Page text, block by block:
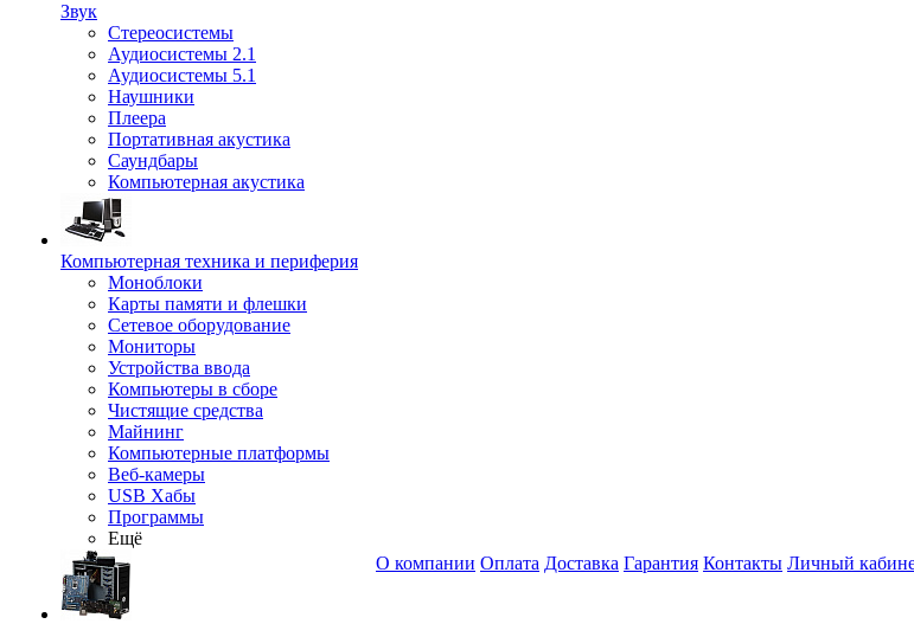
Звук
Стереосистемы
Аудиосистемы 2.1
Аудиосистемы 5.1
Наушники
Плеера
Портативная акустика
Саундбары
Компьютерная акустика
Компьютерная техника и периферия
Моноблоки
Карты памяти и флешки
Сетевое оборудование
Мониторы
Устройства ввода
Компьютеры в сборе
Чистящие средства
Майнинг
Компьютерные платформы
Веб-камеры
USB Хабы
Программы
Ещё
О компании Оплата Доставка Гарантия Контакты Личный